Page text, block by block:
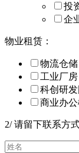
投
企
物业租赁：
物流仓储
工业厂房
科创研
商业办公
2/请留下联系方